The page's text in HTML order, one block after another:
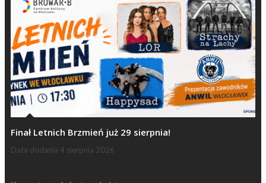
Finał Letnich Brzmień już 29 sierpnia!
Data dodania 4 sierpnia 2026